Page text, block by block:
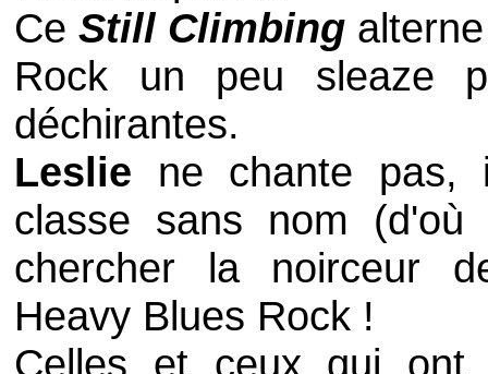
CeStill Climbing
Rock un peu sleaze
déchirantes.
Leslie ne chante
classe sans nom
chercher la noirceur
Heavy Blues Rock !
Celles et ceux qui